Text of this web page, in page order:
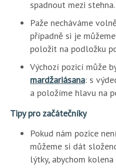
spadnout mezi stehna.
Paže necháváme
případně si je
položit na podložku
Výchozí pozicí může
mardžariásana: s
a položíme hlavu na
Tipy pro začátečníky
Pokud nám pozice
můžeme si dát
lýtky, abychom